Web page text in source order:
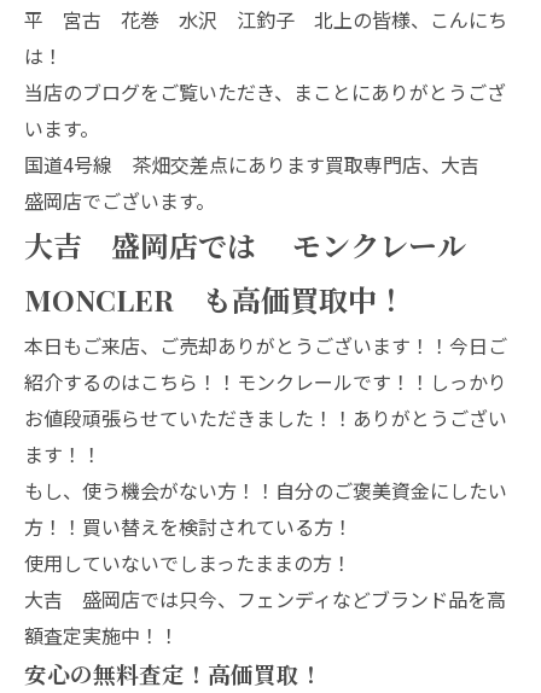
平 宮古 花巻 水沢 江釣子 北上の皆様、こんにち
は！
当店のブログをご覧いただき、まことにありがとうござ
います。
国道4号線 茶畑交差点にあります買取専門店、大吉
盛岡店でございます。
大吉 盛岡店では モンクレール
MONCLER も高価買取中！
本日もご来店、ご売却ありがとうございます！！今日ご
紹介するのはこちら！！モンクレールです！！しっかり
お値段頑張らせていただきました！！ありがとうござい
ます！！
もし、使う機会がない方！！自分のご褒美資金にしたい
方！！買い替えを検討されている方！
使用していないでしまったままの方！
大吉 盛岡店では只今、フェンディなどブランド品を高
額査定実施中！！
安心の無料査定！高価買取！